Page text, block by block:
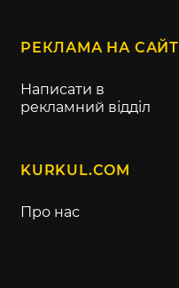
РЕКЛАМА НА САЙТІ
Написати в
рекламний відділ
KURKUL.COM
Про нас